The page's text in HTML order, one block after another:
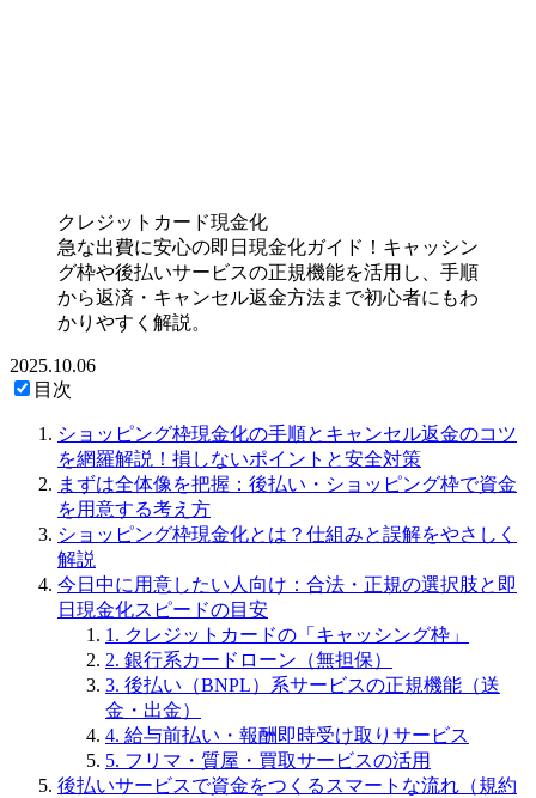
クレジットカード現金化
急な出費に安心の即日現金化ガイド！キャッシン
グ枠や後払いサービスの正規機能を活用し、手順
から返済・キャンセル返金方法まで初心者にもわ
かりやすく解説。
2025.10.06
目次
ショッピング枠現金化の手順とキャンセル返金のコツ
を網羅解説！損しないポイントと安全対策
まずは全体像を把握：後払い・ショッピング枠で資金
を用意する考え方
ショッピング枠現金化とは？仕組みと誤解をやさしく
解説
今日中に用意したい人向け：合法・正規の選択肢と即
日現金化スピードの目安
1. クレジットカードの「キャッシング枠」
2. 銀行系カードローン（無担保）
3. 後払い（BNPL）系サービスの正規機能（送
金・出金）
4. 給与前払い・報酬即時受け取りサービス
5. フリマ・質屋・買取サービスの活用
後払いサービスで資金をつくるスマートな流れ（規約